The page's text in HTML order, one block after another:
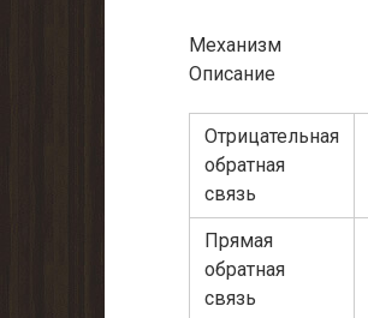
Механизм
Описание
Отрицательная
обратная
связь
Прямая
обратная
связь